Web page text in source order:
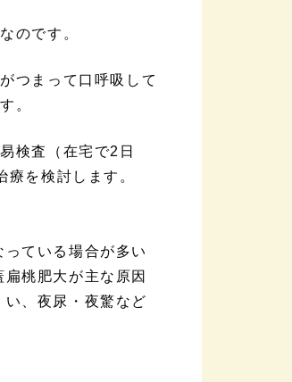
のです。
つまって口呼吸して
。
検査（在宅で2日
を検討します。
ている場合が多い
桃肥大が主な原因
、夜尿・夜驚など